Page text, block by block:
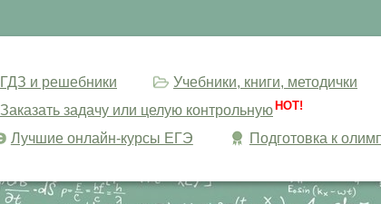
ГДЗ и решебники
Учебники, книги, методички
Заказать задачу или целую контрольную HOT!
Лучшие онлайн-курсы ЕГЭ Подготовка к